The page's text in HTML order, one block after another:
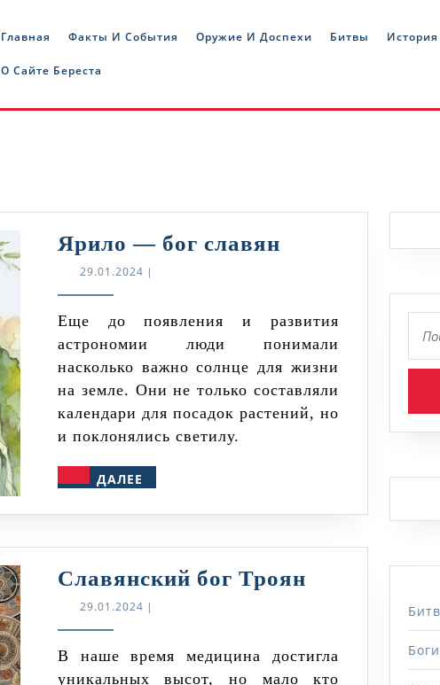
Главная Факты И События Оружие И Доспехи Битвы
О Сайте Береста
Ярило — бог славянЯрило
славян
29.01.202429.01.2024
|
Еще до появления и развития
астрономии люди понимали
насколько важно солнце для жизни
на земле. Они не только составляли
календари для посадок растений, но
и поклонялись светилу.
ДАЛЕЕ
Славянский бог ТроянСлавянский
29.01.202429.01.2024
|
В наше время медицина достигла
уникальных высот, но мало кто